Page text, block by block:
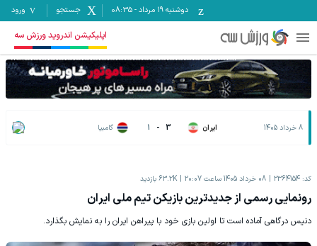
دوشنبه ۱۹ مرداد -
08:35 جستجو ورود
اپلیکیشن اندروید ورزش سه
8 خرداد 1405 ایران 3
-
1 گامبیا
کد: 2364154 08 خرداد 1405 ساعت 20:07 63.2K بازدید
رونمایی رسمی از جدیدترین بازیکن تیم ملی ایران
دنیس درگاهی آماده است تا اولین بازی خود با پیراهن ایران را به نمایش بگذارد.